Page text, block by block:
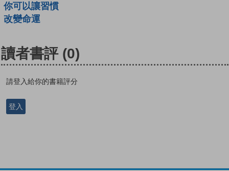
你可以讓習慣
改變命運
讀者書評 (0)
請登入給你的書籍評分
登入